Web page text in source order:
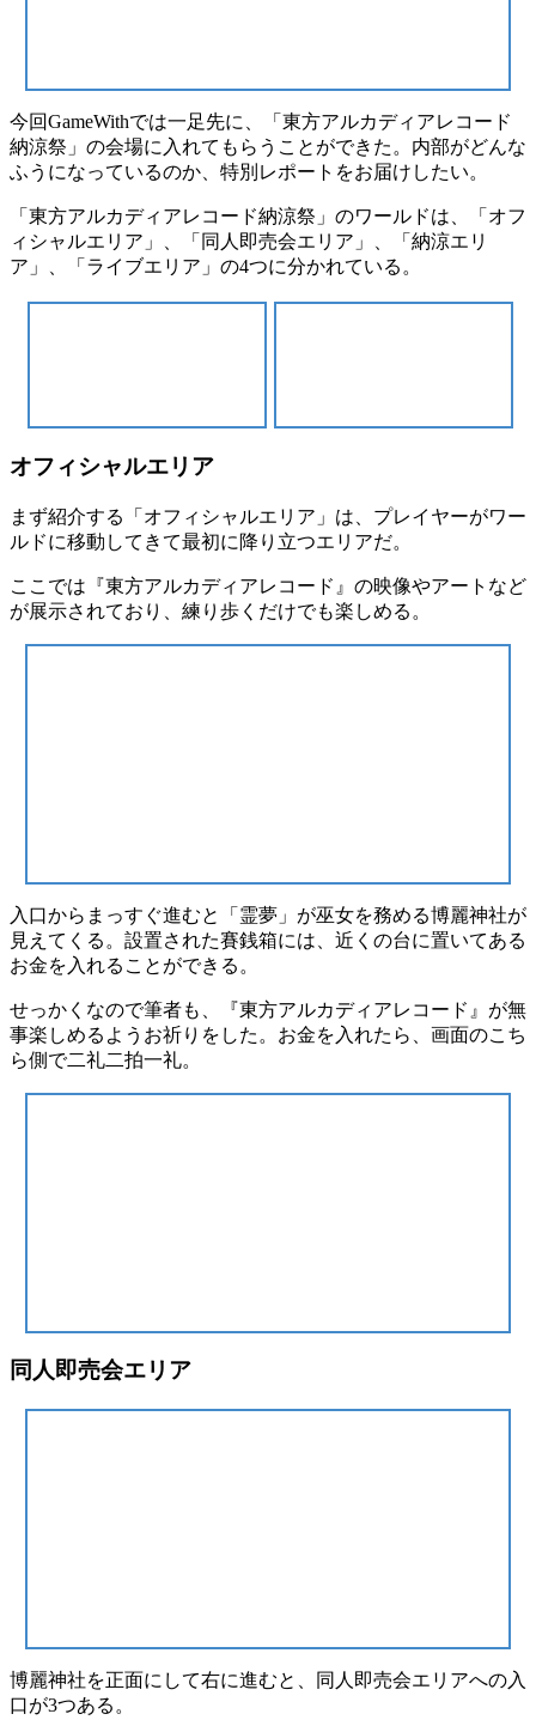
今回GameWithでは一足先に、「東方アルカディアレコード
納涼祭」の会場に入れてもらうことができた。内部がどんな
ふうになっているのか、特別レポートをお届けしたい。
「東方アルカディアレコード納涼祭」のワールドは、「 オフ
ィシャルエリア 」、「 同人即売会エリア 」、「 納涼エリ
ア 」、「 ライブエリア 」の4つに分かれている。
オフィシャルエリア
まず紹介する「 オフィシャルエリア 」は、プレイヤーがワー
ルドに移動してきて最初に降り立つエリアだ。
ここでは『東方アルカディアレコード』の映像やアート など
が展示されており、練り歩くだけでも楽しめる。
入口からまっすぐ進むと「 霊夢 」が巫女を務める博麗神社が
見えてくる。設置された賽銭箱には、近くの台に置いてある
お金を入れることができる。
せっかくなので筆者も、『東方アルカディアレコード』が無
事楽しめるようお祈りをした。お金を入れたら、画面のこち
ら側で二礼二拍一礼。
同人即売会エリア
博麗神社を正面にして右に進むと、 同人即売会エリアへの入
口が3つある。